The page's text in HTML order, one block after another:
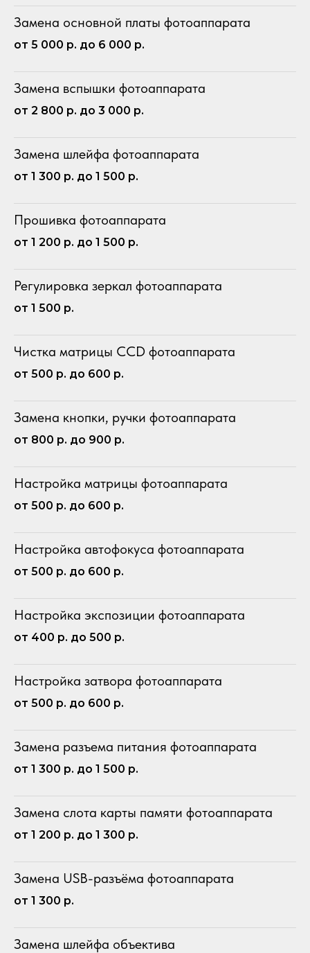
Замена основной платы фотоаппарата
от 5 000 р. до 6 000 р.
Замена вспышки фотоаппарата
от 2 800 р. до 3 000 р.
Замена шлейфа фотоаппарата
от 1 300 р. до 1 500 р.
Прошивка фотоаппарата
от 1 200 р. до 1 500 р.
Регулировка зеркал фотоаппарата
от 1 500 р.
Чистка матрицы CCD фотоаппарата
от 500 р. до 600 р.
Замена кнопки, ручки фотоаппарата
от 800 р. до 900 р.
Настройка матрицы фотоаппарата
от 500 р. до 600 р.
Настройка автофокуса фотоаппарата
от 500 р. до 600 р.
Настройка экспозиции фотоаппарата
от 400 р. до 500 р.
Настройка затвора фотоаппарата
от 500 р. до 600 р.
Замена разъема питания фотоаппарата
от 1 300 р. до 1 500 р.
Замена слота карты памяти фотоаппарата
от 1 200 р. до 1 300 р.
Замена USB-разъёма фотоаппарата
от 1 300 р.
Замена шлейфа объектива